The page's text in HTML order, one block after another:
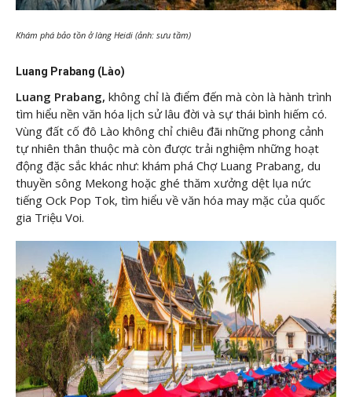
Khám phá bảo tồn ở làng Heidi (ảnh: sưu tầm)
Luang Prabang (Lào)
Luang Prabang, không chỉ là điểm đến mà còn là hành trình
tìm hiểu nền văn hóa lịch sử lâu đời và sự thái bình hiếm có.
Vùng đất cố đô Lào không chỉ chiêu đãi những phong cảnh
tự nhiên thân thuộc mà còn được trải nghiệm những hoạt
động đặc sắc khác như: khám phá Chợ Luang Prabang, du
thuyền sông Mekong hoặc ghé thăm xưởng dệt lụa nức
tiếng Ock Pop Tok, tìm hiểu về văn hóa may mặc của quốc
gia Triệu Voi.